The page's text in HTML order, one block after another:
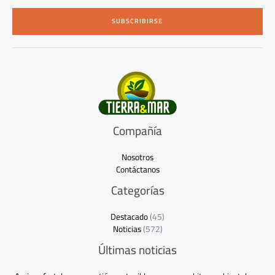
i
*
SUBSCRIBIRSE
Compañía
Nosotros
Contáctanos
Categorías
Destacado(45)
Noticias(572)
Últimas noticias